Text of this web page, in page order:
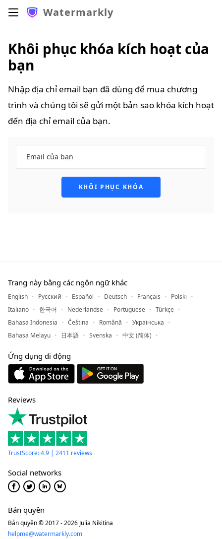
Watermarkly
Khôi phục khóa kích hoạt của
bạn
Nhập địa chỉ email bạn đã dùng để mua chương
trình và chúng tôi sẽ gửi một bản sao khóa kích hoạt
đến địa chỉ email của bạn.
KHÔI PHỤC KHÓA
Trang này bằng các ngôn ngữ khác
English Русский Español Deutsch Français
Polski
Italiano
한국어 Nederlandse Portuguese
Türkçe
Bahasa Indonesia
Čeština Română
Українська
Bahasa Melayu
日本語 Svenska 中文 (简体)
Ứng dụng di động
Reviews
TrustScore: 4.9 | 2411 reviews
Social networks
Bản quyền
Bản quyền © 2017 - 2026 Julia Nikitina
helpme@watermarkly.com